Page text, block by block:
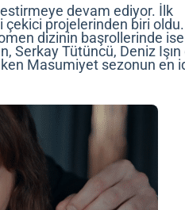
devam ediyor. İlk
çekici projelerinden biri oldu.
dizinin başrollerinde ise
Serkay Tütüncü, Deniz Işın
Masumiyet sezonun en